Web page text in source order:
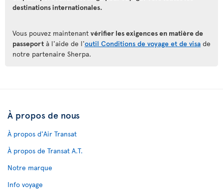
destinations internationales.
Vous pouvez maintenant vérifier les exigences en matière de
passeport à l'aide de l'outil Conditions de voyage et de visa de
notre partenaire Sherpa.
À propos de nous
À propos d'Air Transat
À propos de Transat A.T.
Notre marque
Info voyage